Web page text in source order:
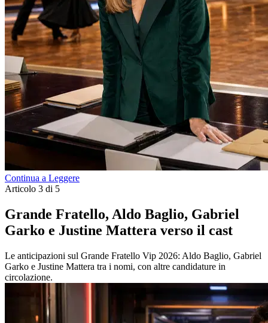
Continua a Leggere
Articolo 3 di 5
Grande Fratello, Aldo Baglio, Gabriel
Garko e Justine Mattera verso il cast
Le anticipazioni sul Grande Fratello Vip 2026: Aldo Baglio, Gabriel
Garko e Justine Mattera tra i nomi, con altre candidature in
circolazione.